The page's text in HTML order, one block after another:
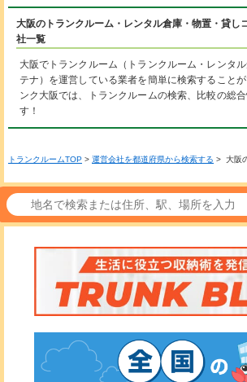
大阪のトランクルーム・レンタル倉庫・物置・貸し
社一覧
大阪でトランクルーム（トランクルーム・レンタ
テナ）を運営している業者を簡単に検索すること
ンク大阪では、トランクルームの検索、比較の総
す！
トランクルームTOP > 運営会社を都道府県から検索する > 大阪